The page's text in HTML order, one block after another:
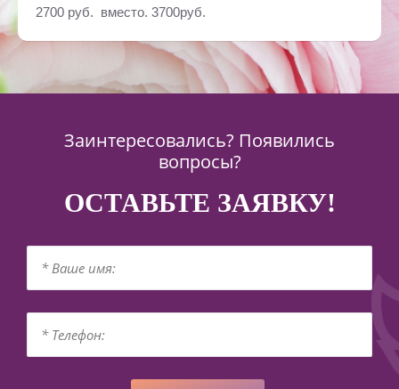
2700 руб. вместо. 3700руб.
Заинтересовались? Появились
вопросы?
ОСТАВЬТЕ ЗАЯВКУ!